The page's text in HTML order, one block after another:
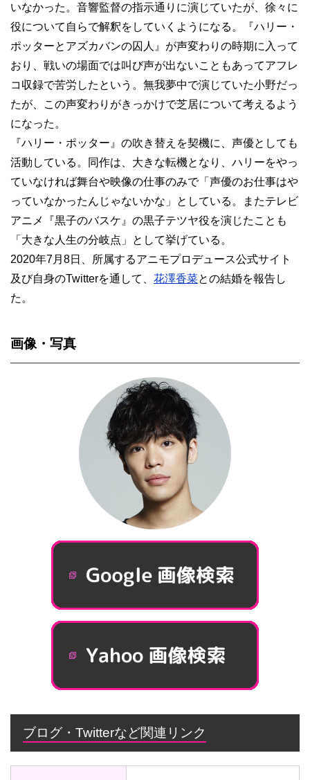
いなかった。音響監督の指示通りに演じていたが、徐々に
役について自らで解釈をしていくようになる。『ハリー・
ポッターとアズカバンの囚人』が声変わりの時期に入って
おり、戦いの場面では叫び声が出ないこともあってアフレ
コ収録で苦労したという。無我夢中で演じていた小野だっ
たが、この声変わりがきっかけで芝居について考えるよう
になった。
『ハリー・ポッター』の吹き替えを契機に、声優としても
活動している。同作は、大きな転機となり、ハリーをやっ
ていなければ舞台や映像の仕事のみで「声優のお仕事はや
っていなかったんじゃないかな」としている。またテレビ
アニメ『黒子のバスケ』の黒子テツヤ役を演じたことも
「大きな人生の分岐点」として挙げている。
2020年7月8日、所属するアニモプロデュース公式サイト
及び自身のTwitterを通して、 花澤香菜との結婚を報告し
た。
画像・写真
ブログ・Twitterなど関連リンク